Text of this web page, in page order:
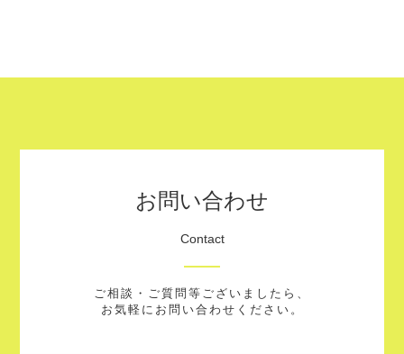
お問い合わせ
Contact
ご相談・ご質問等ございましたら、
お気軽にお問い合わせください。